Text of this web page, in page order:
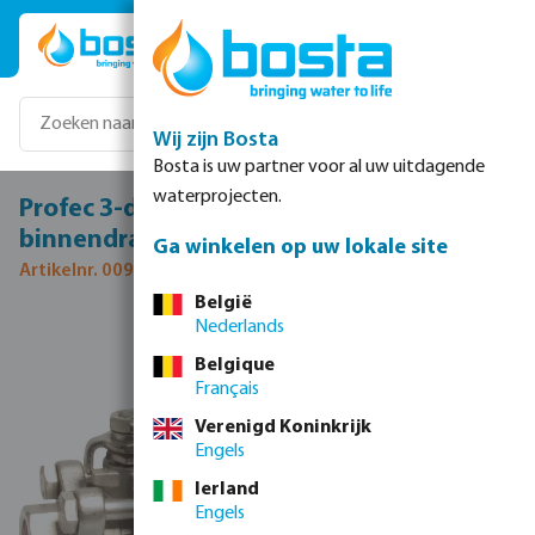
Ga naar de hoofdinhoud
Profec 3-delige kogelkraan RVS 316 4"
binnendraad 69bar
Artikelnr. 0090961
Afbeeldingengalerij overslaan
Wij zijn Bosta
Bosta is uw partner voor al uw uitdagende
waterprojecten.
Ga winkelen op uw lokale site
België
Nederlands
Belgique
Français
Verenigd Koninkrijk
Engels
Ierland
Engels